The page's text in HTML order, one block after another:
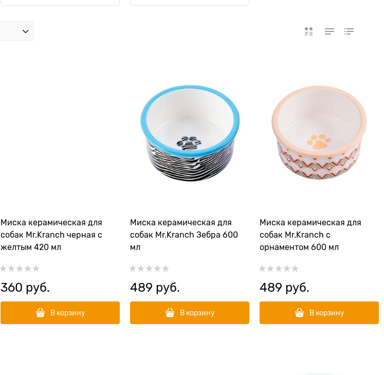
Миска керамическая для
собак Mr.Kranch черная с
желтым 420 мл
360 руб.
В корзину
Миска керамическая для
собак Mr.Kranch Зебра 600
мл
489 руб.
В корзину
Миска керамическая для
собак Mr.Kranch с
орнаментом 600 мл
489 руб.
В корзину